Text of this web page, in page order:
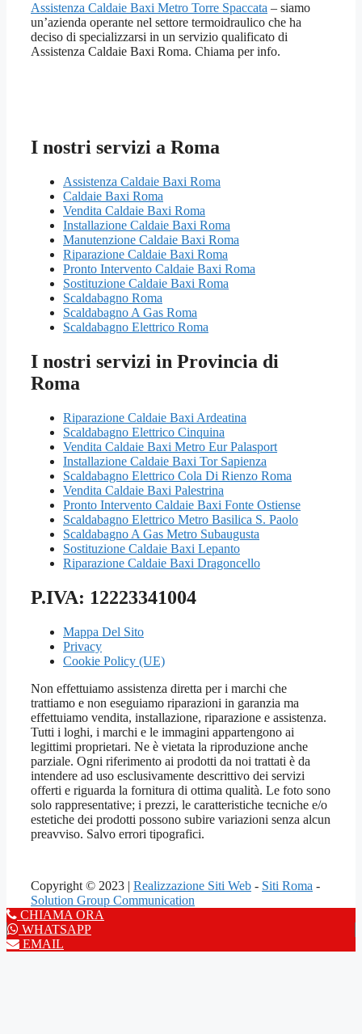
Assistenza Caldaie Baxi Metro Torre Spaccata – siamo
un’azienda operante nel settore termoidraulico che ha
deciso di specializzarsi in un servizio qualificato di
Assistenza Caldaie Baxi Roma. Chiama per info.
I nostri servizi a Roma
Assistenza Caldaie Baxi Roma
Caldaie Baxi Roma
Vendita Caldaie Baxi Roma
Installazione Caldaie Baxi Roma
Manutenzione Caldaie Baxi Roma
Riparazione Caldaie Baxi Roma
Pronto Intervento Caldaie Baxi Roma
Sostituzione Caldaie Baxi Roma
Scaldabagno Roma
Scaldabagno A Gas Roma
Scaldabagno Elettrico Roma
I nostri servizi in Provincia di
Roma
Riparazione Caldaie Baxi Ardeatina
Scaldabagno Elettrico Cinquina
Vendita Caldaie Baxi Metro Eur Palasport
Installazione Caldaie Baxi Tor Sapienza
Scaldabagno Elettrico Cola Di Rienzo Roma
Vendita Caldaie Baxi Palestrina
Pronto Intervento Caldaie Baxi Fonte Ostiense
Scaldabagno Elettrico Metro Basilica S. Paolo
Scaldabagno A Gas Metro Subaugusta
Sostituzione Caldaie Baxi Lepanto
Riparazione Caldaie Baxi Dragoncello
P.IVA: 12223341004
Mappa Del Sito
Privacy
Cookie Policy (UE)
Non effettuiamo assistenza diretta per i marchi che
trattiamo e non eseguiamo riparazioni in garanzia ma
effettuiamo vendita, installazione, riparazione e assistenza.
Tutti i loghi, i marchi e le immagini appartengono ai
legittimi proprietari. Ne è vietata la riproduzione anche
parziale. Ogni riferimento ai prodotti da noi trattati è da
intendere ad uso esclusivamente descrittivo dei servizi
offerti e riguarda la fornitura di ottima qualità. Le foto sono
solo rappresentative; i prezzi, le caratteristiche tecniche e/o
estetiche dei prodotti possono subire variazioni senza alcun
preavviso. Salvo errori tipografici.
Copyright © 2023 | Realizzazione Siti Web - Siti Roma -
Solution Group Communication
CHIAMA ORA
WHATSAPP
EMAIL